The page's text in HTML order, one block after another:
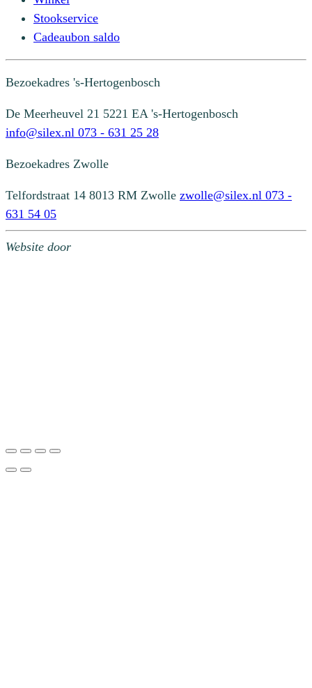
Stookservice
Cadeaubon saldo
Bezoekadres 's-Hertogenbosch
De Meerheuvel 21 5221 EA 's-Hertogenbosch
info@silex.nl 073 - 631 25 28
Bezoekadres Zwolle
Telfordstraat 14 8013 RM Zwolle zwolle@silex.nl 073 -
631 54 05
Website door